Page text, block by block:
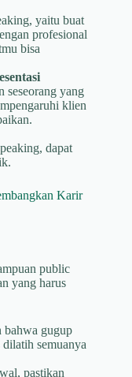
yaitu buat
profesional
bisa
seseorang yang
klien
dapat
Karir
public
yang harus
bahwa gugup
dilatih semuanya
pastikan